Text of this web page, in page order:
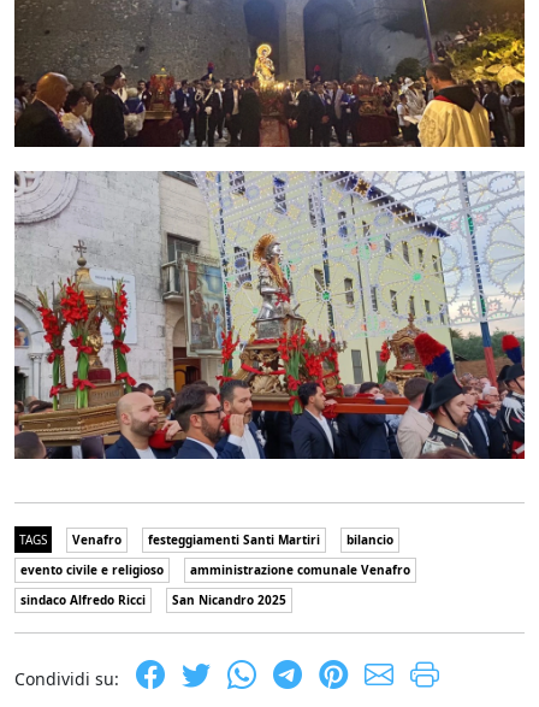
TAGS Venafro festeggiamenti Santi Martiri
bilancio
evento civile e religioso
amministrazione comunale Venafro
sindaco Alfredo Ricci
San Nicandro 2025
Condividi su: